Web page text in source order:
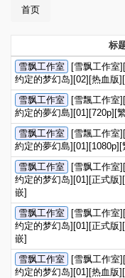
首页
标
雪飘工作室
[雪飘工作室
约定的梦幻岛][02][热血版
雪飘工作室
[雪飄工作室
約定的夢幻島][01][720p][
雪飘工作室
[雪飄工作室
約定的夢幻島][01][1080p][
雪飘工作室
[雪飘工作室
约定的梦幻岛][01][正式版
嵌]
雪飘工作室
[雪飘工作室
约定的梦幻岛][01][正式版
嵌]
雪飘工作室
[雪飘工作室
约定的梦幻岛][01][热血版